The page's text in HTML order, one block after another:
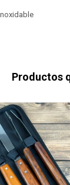
Productos